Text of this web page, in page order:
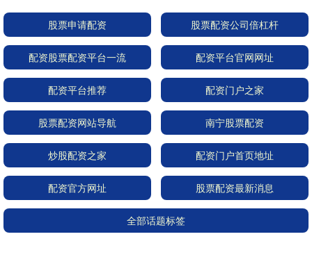
股票申请配资 股票配资公司倍杠杆
配资股票配资平台一流 配资平台官网网址
配资平台推荐 配资门户之家
股票配资网站导航 南宁股票配资
炒股配资之家 配资门户首页地址
配资官方网址 股票配资最新消息
全部话题标签